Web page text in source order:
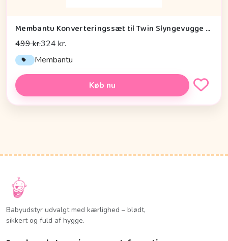
Membantu Konverteringssæt til Twin Slyngevugge - Natur
499 kr.324 kr.
Membantu
Køb nu
Babyudstyr udvalgt med kærlighed – blødt,
sikkert og fuld af hygge.